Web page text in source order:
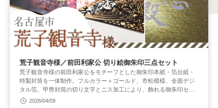
荒子観音寺様／前田利家公 切り絵御朱印三点セット
荒子観音寺様の前田利家公をモチーフとした御朱印本紙・箔台紙・
特製封筒を一体制作。フルカラー＋ゴールド、市松模様、全面デジ
タル箔、甲冑封筒の切り文字とニス加工により、飾れる御朱印セッ
トとして仕上げました。
2026/04/09